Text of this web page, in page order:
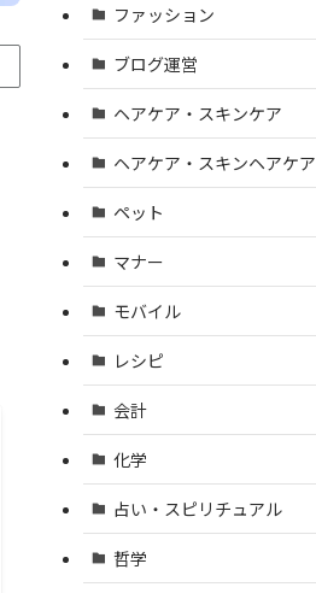
ファッション
ブログ運営
ヘアケア・スキンケア
ヘアケア・スキンヘアケア
ペット
マナー
モバイル
レシピ
会計
化学
占い・スピリチュアル
哲学